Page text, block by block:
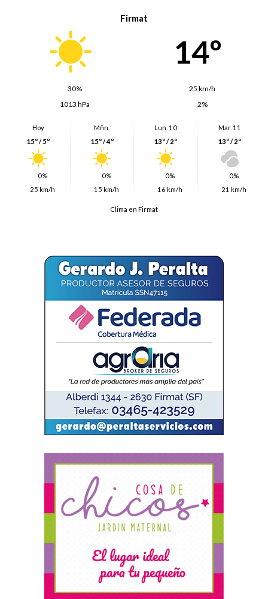
Firmat
14º
30%
25 km/h
1013 hPa
2%
Hoy
15º / 5º
0%
25 km/h
Mñn.
15º / 4º
0%
15 km/h
Lun. 10
13º / 2º
0%
16 km/h
Mar. 11
13º / 2º
0%
21 km/h
Clima en Firmat